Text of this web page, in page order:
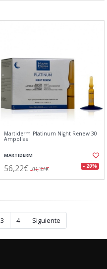
Martiderm Platinum Night Renew 30
Ampollas
MARTIDERM
56,22€ 70,32€ - 20%
3 4 Siguiente